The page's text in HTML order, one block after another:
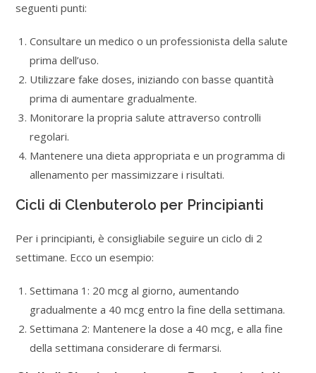
seguenti punti:
Consultare un medico o un professionista della salute
prima dell’uso.
Utilizzare fake doses, iniziando con basse quantità
prima di aumentare gradualmente.
Monitorare la propria salute attraverso controlli
regolari.
Mantenere una dieta appropriata e un programma di
allenamento per massimizzare i risultati.
Cicli di Clenbuterolo per Principianti
Per i principianti, è consigliabile seguire un ciclo di 2
settimane. Ecco un esempio:
Settimana 1: 20 mcg al giorno, aumentando
gradualmente a 40 mcg entro la fine della settimana.
Settimana 2: Mantenere la dose a 40 mcg, e alla fine
della settimana considerare di fermarsi.